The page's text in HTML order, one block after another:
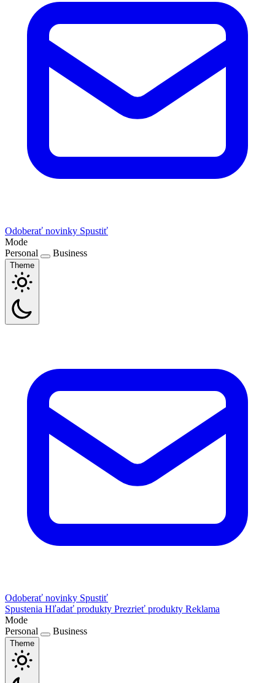
Odoberať novinky Spustiť
Mode
Personal
Business
Theme
Odoberať novinky Spustiť
Spustenia Hľadať produkty Prezrieť produkty Reklama
Mode
Personal
Business
Theme